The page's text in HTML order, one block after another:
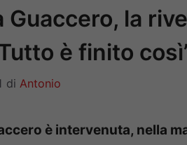
Guaccero, la
è finito
di Antonio
è intervenuta, nella